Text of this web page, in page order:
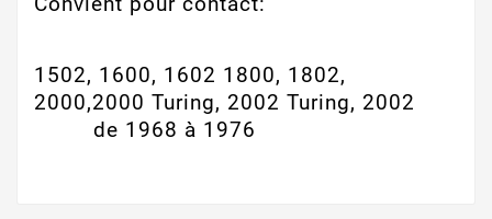
1502, 1600, 1602 1800, 1802,
2000,2000 Turing, 2002 Turing, 2002
de 1968 à 1976